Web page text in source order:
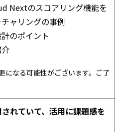
Nextのスコアリング機能を
ャリングの事例
のポイント
になる可能性がございます。ご了
れていて、活用に課題感を